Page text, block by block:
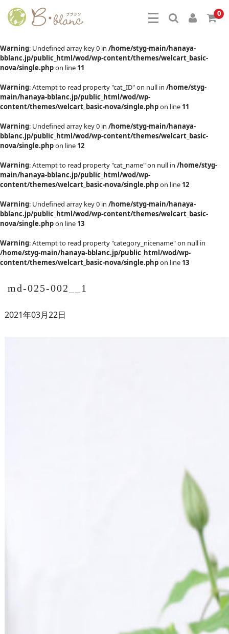
0
Warning: Undefined array key 0 in /home/styg-main/hanaya-
bblanc.jp/public_html/wod/wp-content/themes/welcart_basic-
nova/single.phpon line 11
Warning: Attempt to read property "cat_ID" on null in /home/styg-
main/hanaya-bblanc.jp/public_html/wod/wp-
content/themes/welcart_basic-nova/single.phpon line 11
Warning: Undefined array key 0 in /home/styg-main/hanaya-
bblanc.jp/public_html/wod/wp-content/themes/welcart_basic-
nova/single.phpon line 12
Warning: Attempt to read property "cat_name" on null in /home/styg-
main/hanaya-bblanc.jp/public_html/wod/wp-
content/themes/welcart_basic-nova/single.phpon line 12
Warning: Undefined array key 0 in /home/styg-main/hanaya-
bblanc.jp/public_html/wod/wp-content/themes/welcart_basic-
nova/single.phpon line 13
Warning: Attempt to read property "category_nicename" on null in
/home/styg-main/hanaya-bblanc.jp/public_html/wod/wp-
content/themes/welcart_basic-nova/single.phpon line 13
md-025-002__1
2021年03月22日